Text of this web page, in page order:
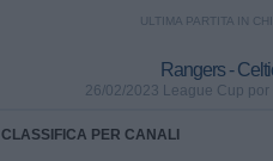
ULTIMA PARTITA IN
Rangers -
26/02/2023 League Cup por
CLASSIFICA PER CANALI